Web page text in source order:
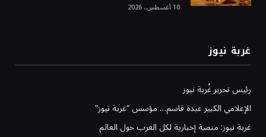
10 أغسطس، 2026
غربة نيوز
رئيس تحرير غُربة نيوز
الإعلامي الكبير عبدة قاسم… مؤسس “غربة نيوز”
غربة نيوز: منصة إخبارية لكل العرب حول العالم